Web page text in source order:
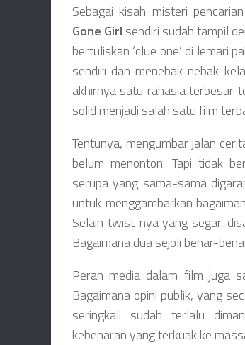
Sebagai kisah misteri
Gone Girl sendiri sudah tampil
bertuliskan ‘clue one’ di lemari
sendiri dan menebak-nebak
akhirnya satu rahasia terbesar
solid menjadi salah satu film
Tentunya, mengumbar jalan
belum menonton. Tapi tidak
serupa yang sama-sama
untuk menggambarkan
Selain twist-nya yang segar,
Bagaimana dua sejoli benar-
Peran media dalam film juga
Bagaimana opini publik, yang
seringkali sudah terlalu
kebenaran yang terkuak ke